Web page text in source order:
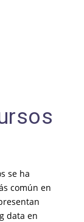
se ha
común en
data en